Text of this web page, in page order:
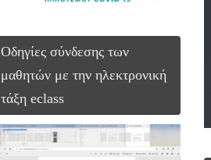
Οδηγίες σύνδεσης των
μαθητών με την ηλεκτρονική
τάξη eclass